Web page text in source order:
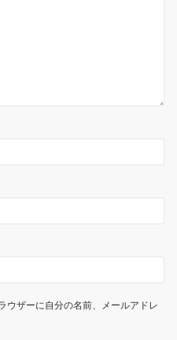
ウザーに自分の名前、メールアドレ